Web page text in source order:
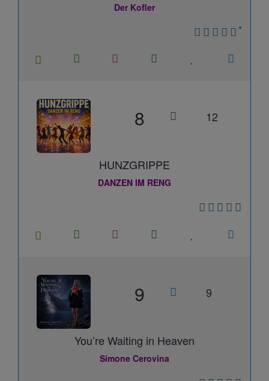
Der Kofler
*
8 12
HUNZGRIPPE
DANZEN IM RENG
9 9
You’re Waiting in Heaven
Simone Cerovina